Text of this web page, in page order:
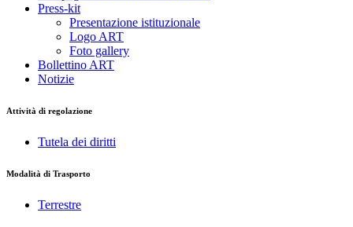
Press-kit
Presentazione istituzionale
Logo ART
Foto gallery
Bollettino ART
Notizie
Attività di regolazione
Tutela dei diritti
Modalità di Trasporto
Terrestre